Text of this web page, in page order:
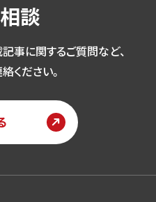
談
事に関するご質問など、
ください。